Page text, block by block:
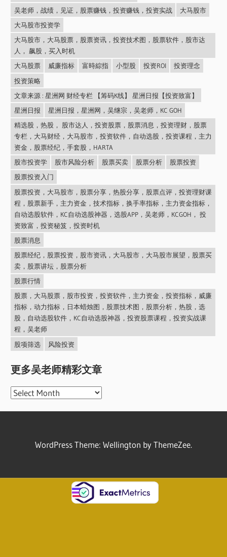
吴老师，战绩，见证，股票赚钱，投资赚钱，投资实战
大马股市
大马股市投资学
大马股市，大马股票，股票资讯，投资技术图，股票软件，股市达
人， 飙股，买入时机
大马股票
威廉指标 富時綜指 小型股 投资ROI
投资理念
投资策略
文章来源 : 星洲网 财经专栏 【筹码K线】 星洲日报【投资致富】
星洲日报
星洲日报，星洲网，吴继宗，吴老师，KC GOH
精选股，热股， 股市达人，投资股票，股票消息，投资理财，股票
专栏，大马财经，大马股市，投资软件，自动选股，投资课程，主力
资金，股票经纪，手套股，HARTA
股市投资学
股市风险分析 股票买卖 股票分析
股票投资
股票投资入门
股票投资，大马股市，股票分享，热股分享，股票点评，投资理财课
程，股票新手，主力资金，技术指标，换手率指标，主力资金指标，
自动选股软件，KC自动选股神器，选股APP，吴老师，KCGOH， 投
资致富，投资秘笈，投资时机
股票消息
股票经纪，股票投资，股市资讯，大马股市，大马股市展望，股票买
卖，股票讲坛，股票分析
股票行情
股票，大马股票，股市投资，投资软件，主力资金，投资指标，威廉
指标，动力指标，日本蜡烛图，股票技术图，股票分析，热股，选
股，自动选股软件，KC自动选股神器，投资股票课程，投资实战课
程，吴老师
股项筛选
风险投资
更多吴老师精彩文章
更
彩
WordPress Theme: Wellington by ThemeZee.